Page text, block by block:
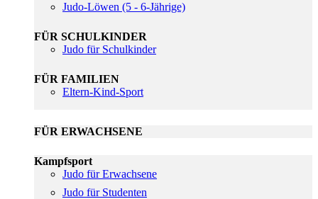
Judo-Löwen (5 - 6-Jährige)
FÜR SCHULKINDER
Judo für Schulkinder
FÜR FAMILIEN
Eltern-Kind-Sport
FÜR ERWACHSENE
Kampfsport
Judo für Erwachsene
Judo für Studenten